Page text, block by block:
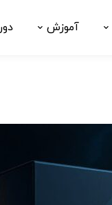
آموزش